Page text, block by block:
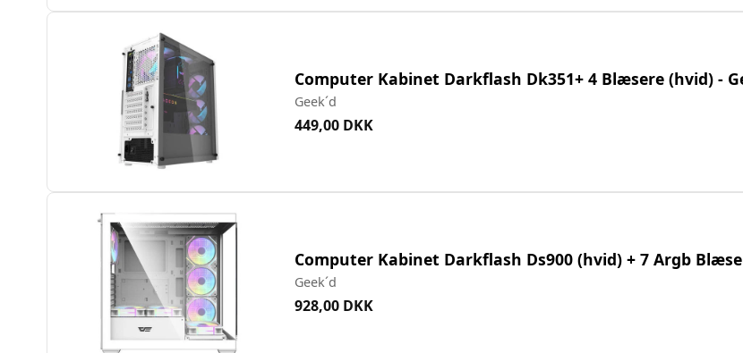
Computer Kabinet Darkflash Dk351+ 4 Blæsere (hvid) -
Geek´d
449,00 DKK
Computer Kabinet Darkflash Ds900 (hvid) + 7 Argb
Geek´d
928,00 DKK